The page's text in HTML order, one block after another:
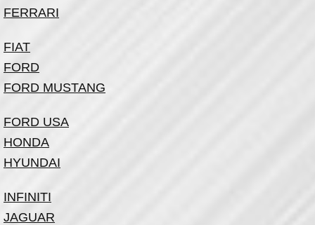
FERRARI
FIAT
FORD
FORD MUSTANG
FORD USA
HONDA
HYUNDAI
INFINITI
JAGUAR